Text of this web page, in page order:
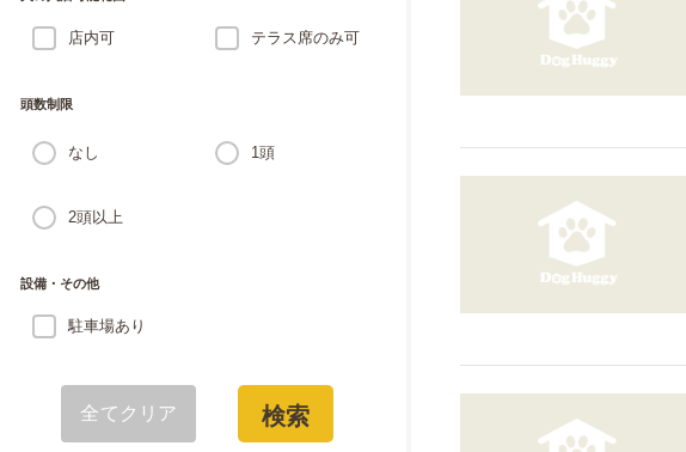
店内可 テラス席のみ可
頭数制限
なし 1頭
2頭以上
設備・その他
駐車場あり
全てクリア 検索